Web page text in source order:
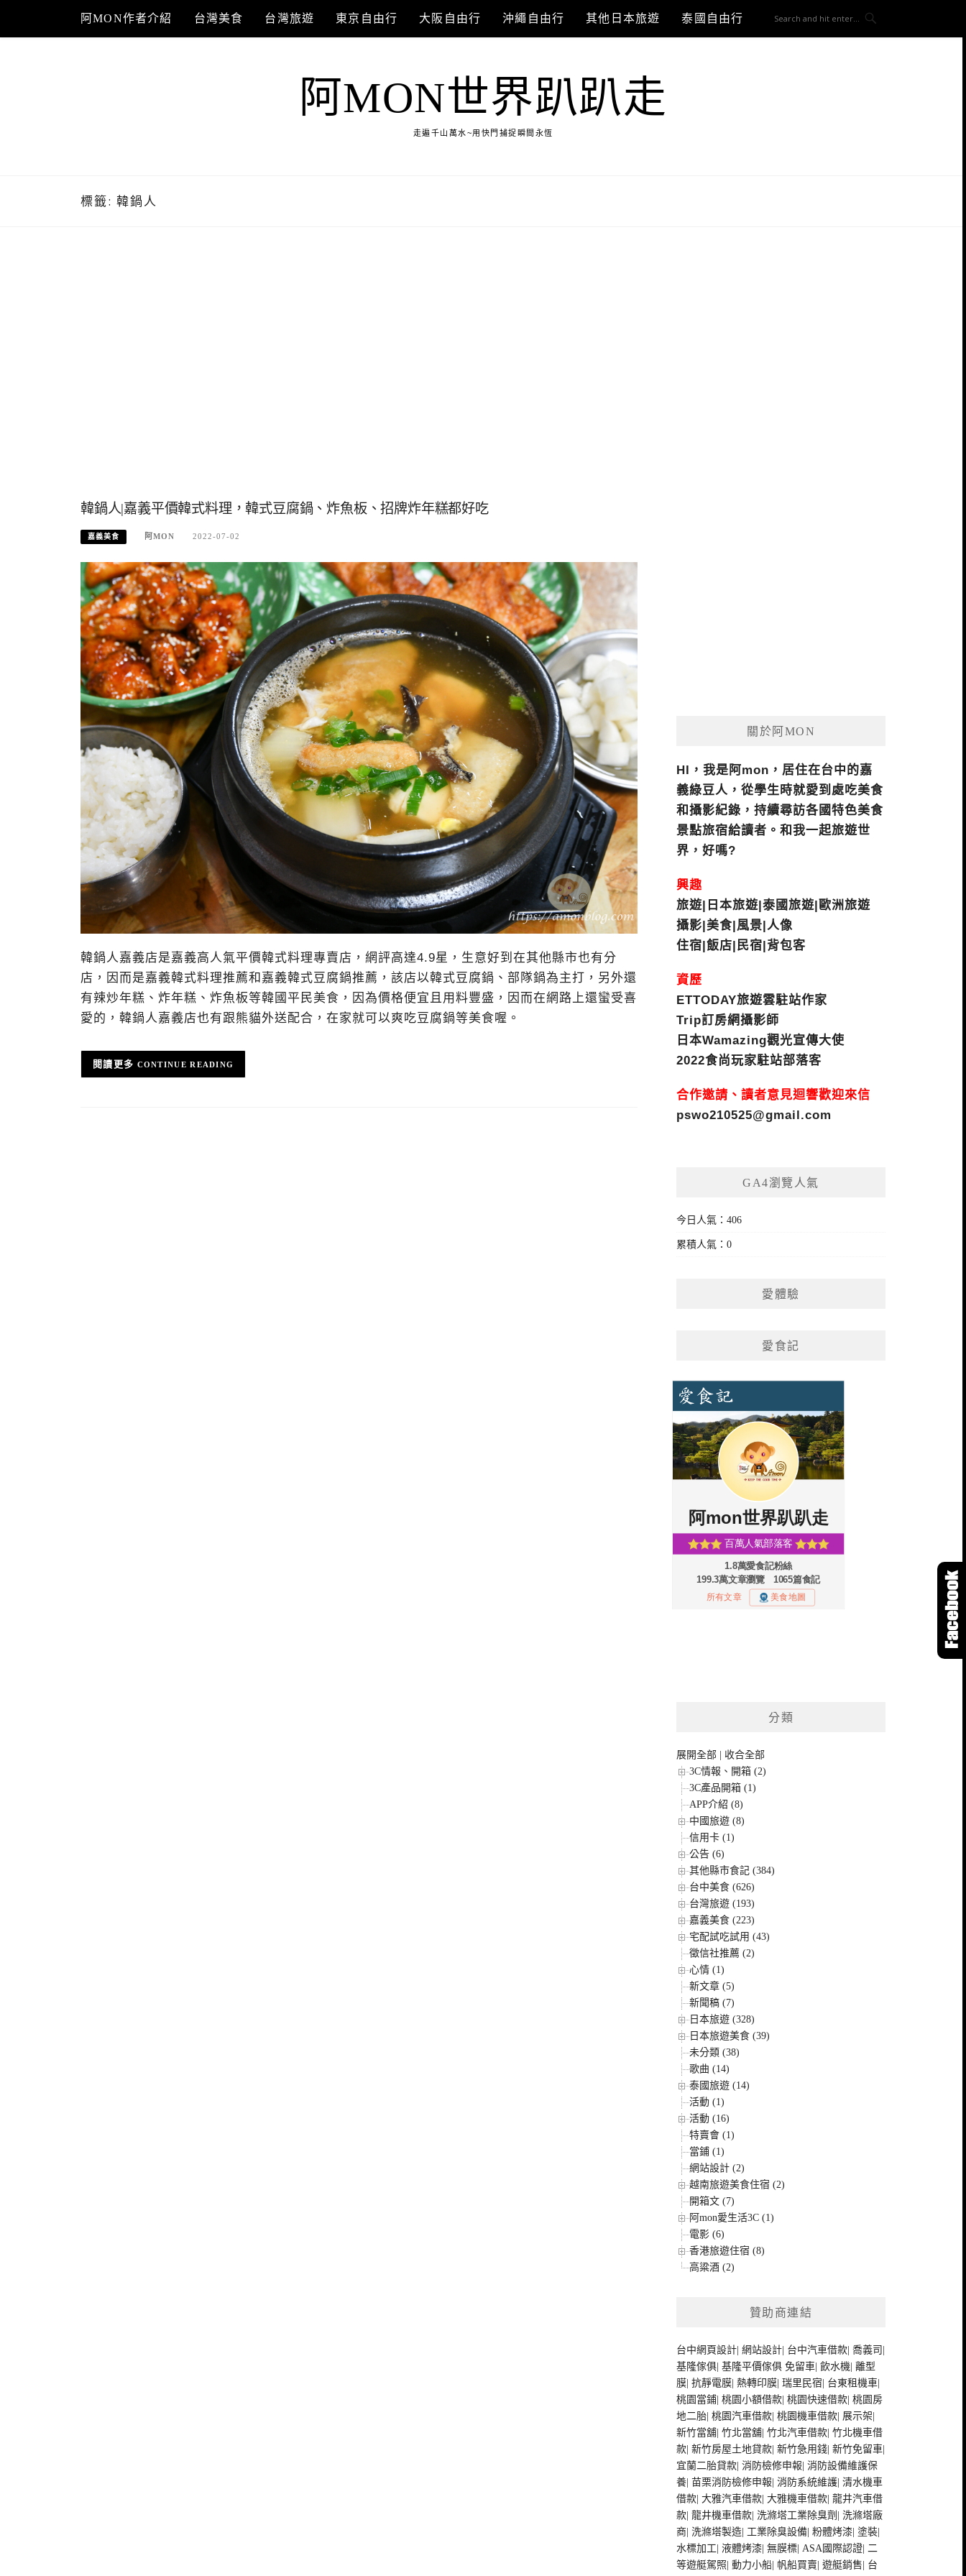
content
阿MON作者介紹 台灣美食 台灣旅遊 東京自由行 大阪自由行 沖繩自由行 其他日本旅遊 泰國自由行
阿MON世界趴趴走
走遍千山萬水~用快門捕捉瞬間永恆
標籤: 韓鍋人
韓鍋人|嘉義平價韓式料理，韓式豆腐鍋、炸魚板、招牌炸年糕都好吃
嘉義美食 阿MON 2022-07-02
韓鍋人嘉義店是嘉義高人氣平價韓式料理專賣店，網評高達4.9星，生意好到在其他縣市也有分
店，因而是嘉義韓式料理推薦和嘉義韓式豆腐鍋推薦，該店以韓式豆腐鍋、部隊鍋為主打，另外還
有辣炒年糕、炸年糕、炸魚板等韓國平民美食，因為價格便宜且用料豐盛，因而在網路上還蠻受喜
愛的，韓鍋人嘉義店也有跟熊貓外送配合，在家就可以爽吃豆腐鍋等美食喔。
CONTINUE READING
關於阿MON
HI，我是阿mon，居住在台中的嘉
義綠豆人，從學生時就愛到處吃美食
和攝影紀錄，持續尋訪各國特色美食
景點旅宿給讀者。和我一起旅遊世
界，好嗎?
興趣
旅遊|日本旅遊|泰國旅遊|歐洲旅遊
攝影|美食|風景|人像
住宿|飯店|民宿|背包客
資歷
ETTODAY旅遊雲駐站作家
Trip訂房網攝影師
日本Wamazing觀光宣傳大使
2022食尚玩家駐站部落客
合作邀請、讀者意見迴響歡迎來信
pswo210525@gmail.com
GA4瀏覽人氣
今日人氣：406
累積人氣：0
愛體驗
愛食記
分類
展開全部
收合全部
3C情報、開箱 (2)
3C產品開箱 (1)
APP介紹 (8)
中國旅遊 (8)
信用卡 (1)
公告 (6)
其他縣市食記 (384)
台中美食 (626)
台灣旅遊 (193)
嘉義美食 (223)
宅配試吃試用 (43)
徵信社推薦 (2)
心情 (1)
新文章 (5)
新聞稿 (7)
日本旅遊 (328)
日本旅遊美食 (39)
未分類 (38)
歌曲 (14)
泰國旅遊 (14)
活動 (1)
活動 (16)
特賣會 (1)
當鋪 (1)
網站設計 (2)
越南旅遊美食住宿 (2)
開箱文 (7)
阿mon愛生活3C (1)
電影 (6)
香港旅遊住宿 (8)
高粱酒 (2)
贊助商連結
台中網頁設計 |網站設計 台中汽車借款 |喬義司
基隆傢俱 |基隆平價傢俱 免留車 |飲水機 |離型
膜 |抗靜電膜 |熱轉印膜 |瑞里民宿 台東租機車
桃園當鋪 |桃園小額借款 |桃園快速借款 |桃園房
地二胎 |桃園汽車借款 |桃園機車借款 展示架
新竹當舖 |竹北當舖 |竹北汽車借款 |竹北機車借
款 |新竹房屋土地貸款 |新竹急用錢 |新竹免留車
宜蘭二胎貸款 |消防檢修申報 |消防設備維護保
養 |苗栗消防檢修申報 |消防系統維護 |清水機車
借款 |大雅汽車借款 |大雅機車借款 |龍井汽車借
款 |龍井機車借款 洗滌塔工業除臭劑
洗滌塔廠
商 洗滌塔製造 工業除臭設備 |粉體烤漆 |塗裝
水標加工 |液體烤漆 |無膜標 |ASA國際認證 |二
等遊艇駕照 |動力小船 帆船買賣 |遊艇銷售 台